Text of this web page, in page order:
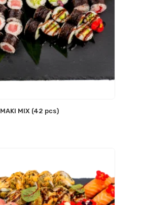
MAKI MIX (42 pcs)